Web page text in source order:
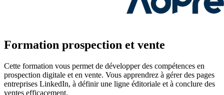
Formation prospection et vente
Cette formation vous permet de développer des compétences en
prospection digitale et en vente. Vous apprendrez à gérer des pages
entreprises LinkedIn, à définir une ligne éditoriale et à conclure des
ventes efficacement.